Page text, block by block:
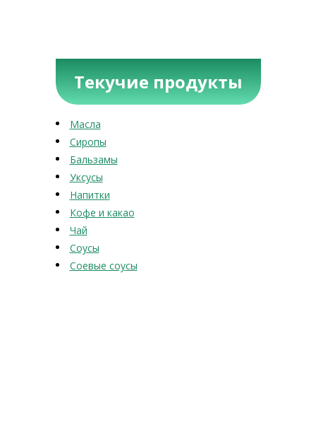
Текучие продукты
Масла
Сиропы
Бальзамы
Уксусы
Напитки
Кофе и какао
Чай
Соусы
Соевые соусы